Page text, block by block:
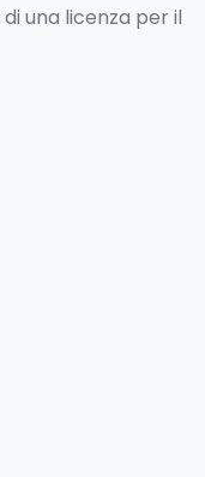
una licenza per il